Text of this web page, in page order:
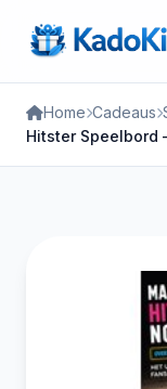
Home Cadeaus
Hitster Speelbord